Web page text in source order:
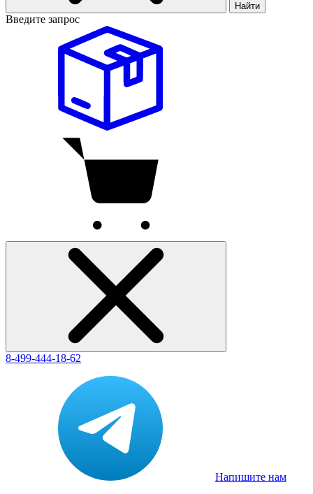
Найти
Введите запрос
8-499-444-18-62
Напишите нам